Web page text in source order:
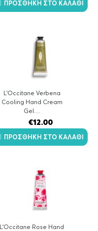
ΠΡΟΣΘΉΚΗ ΣΤΟ ΚΑΛΆΘΙ
L’Occitane Verbena
Cooling Hand Cream
Gel…
€12.00
ΠΡΟΣΘΉΚΗ ΣΤΟ ΚΑΛΆΘΙ
L’Occitane Rose Hand